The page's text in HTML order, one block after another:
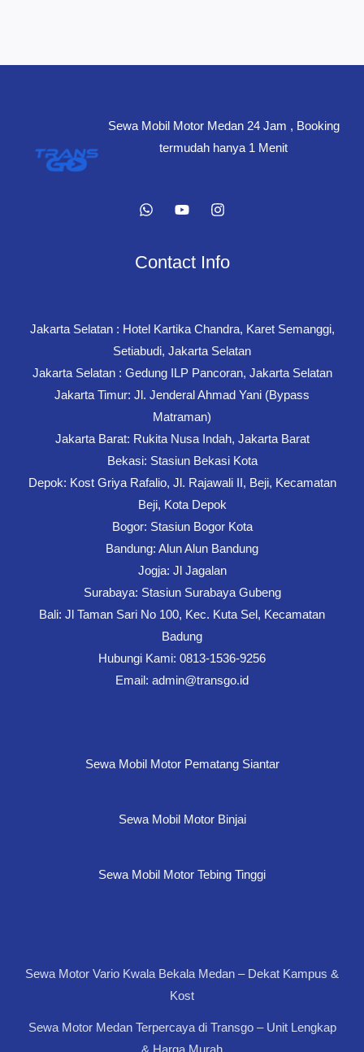
Sewa Mobil Motor Medan 24 Jam , Booking
termudah hanya 1 Menit
Contact Info
Jakarta Selatan : Hotel Kartika Chandra, Karet Semanggi,
Setiabudi, Jakarta Selatan
Jakarta Selatan : Gedung ILP Pancoran, Jakarta Selatan
Jakarta Timur: Jl. Jenderal Ahmad Yani (Bypass
Matraman)
Jakarta Barat: Rukita Nusa Indah, Jakarta Barat
Bekasi: Stasiun Bekasi Kota
Depok: Kost Griya Rafalio, Jl. Rajawali II, Beji, Kecamatan
Beji, Kota Depok
Bogor: Stasiun Bogor Kota
Bandung: Alun Alun Bandung
Jogja: Jl Jagalan
Surabaya: Stasiun Surabaya Gubeng
Bali: Jl Taman Sari No 100, Kec. Kuta Sel, Kecamatan
Badung
Hubungi Kami: 0813-1536-9256
Email: admin@transgo.id
Sewa Mobil Motor Pematang Siantar
Sewa Mobil Motor Binjai
Sewa Mobil Motor Tebing Tinggi
Sewa Motor Vario Kwala Bekala Medan – Dekat Kampus &
Kost
Sewa Motor Medan Terpercaya di Transgo – Unit Lengkap